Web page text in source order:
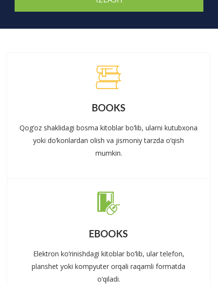
BOOKS
Qog‘oz shaklidagi bosma kitoblar bo‘lib, ularni kutubxona
yoki do‘konlardan olish va jismoniy tarzda o‘qish
mumkin.
EBOOKS
Elektron ko‘rinishdagi kitoblar bo‘lib, ular telefon,
planshet yoki kompyuter orqali raqamli formatda
o‘qiladi.